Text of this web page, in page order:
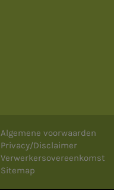
Algemene voorwaarden
Privacy/Disclaimer
Verwerkersovereenkomst
Sitemap